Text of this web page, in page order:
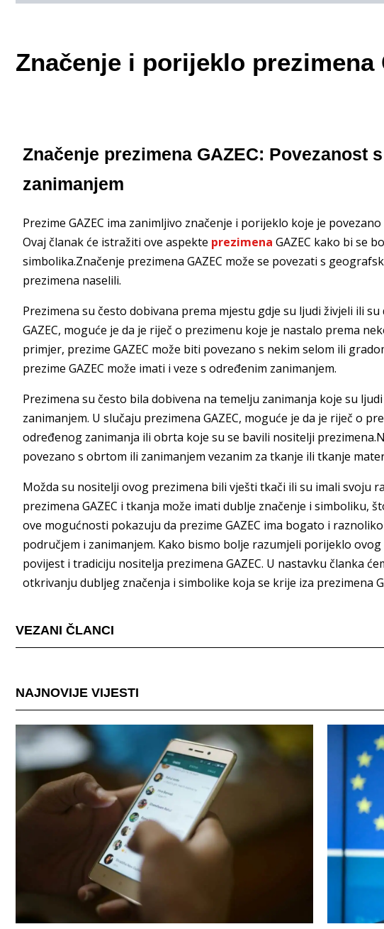
Značenje i porijeklo prezimena
Značenje prezimena GAZEC: Povezanost
zanimanjem
Prezime GAZEC ima zanimljivo značenje i porijeklo koje je
Ovaj članak će istražiti ove aspekte prezimena GAZEC kako bi se
simbolika.Značenje prezimena GAZEC može se povezati s
prezimena naselili.
Prezimena su često dobivana prema mjestu gdje su ljudi živjeli ili
GAZEC, moguće je da je riječ o prezimenu koje je nastalo prema
primjer, prezime GAZEC može biti povezano s nekim selom ili
prezime GAZEC može imati i veze s određenim zanimanjem.
Prezimena su često bila dobivena na temelju zanimanja koje su
zanimanjem. U slučaju prezimena GAZEC, moguće je da je riječ o
određenog zanimanja ili obrta koje su se bavili nositelji
povezano s obrtom ili zanimanjem vezanim za tkanje ili tkanje
Možda su nositelji ovog prezimena bili vješti tkači ili su imali svoju
prezimena GAZEC i tkanja može imati dublje značenje i simboliku,
ove mogućnosti pokazuju da prezime GAZEC ima bogato i
područjem i zanimanjem. Kako bismo bolje razumjeli porijeklo
povijest i tradiciju nositelja prezimena GAZEC. U nastavku članka
otkrivanju dubljeg značenja i simbolike koja se krije iza prezimena
VEZANI ČLANCI
NAJNOVIJE VIJESTI